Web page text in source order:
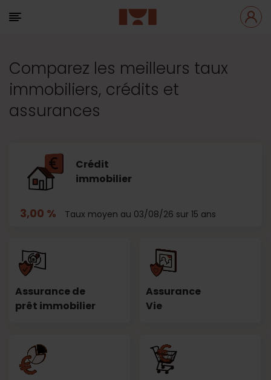
Comparez les meilleurs taux
immobiliers, crédits et
assurances
Crédit
immobilier
3,00 % Taux moyen au 03/08/26 sur 15 ans
Assurance de
prêt immobilier
Assurance
Vie